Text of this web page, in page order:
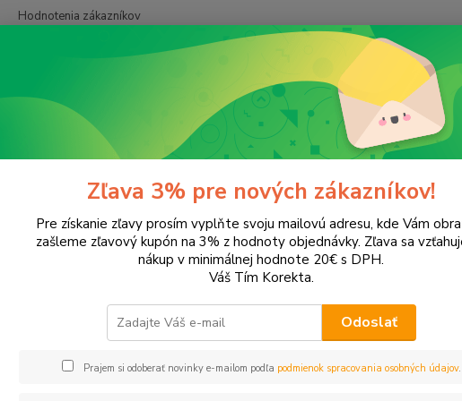
Hodnotenia zákazníkov
Tonery a náplne do tlačiarní Canon iP2600
iP2600
Upresniť parametre
EUR Od
Zľava 3% pre nových zákazníkov!
Pre získanie zľavy prosím vyplňte svoju mailovú adresu, kde Vám
zašleme zľavový kupón na 3% z hodnoty objednávky. Zľava sa
nákup v minimálnej hodnote 20€ s DPH.
Váš Tím Korekta.
Odoslať
Prajem si odoberať novinky e-mailom podľa podmienok spracovania osobných údajov.